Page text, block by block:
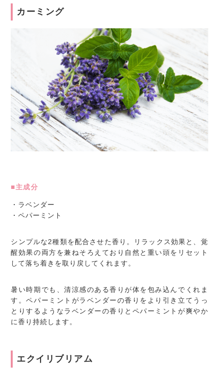
カーミング
■主成分
・ラベンダー
・ペパーミント
シンプルな2種類を配合させた香り。リラックス効果と、覚
醒効果の両方を兼ねそろえており自然と重い頭をリセット
して落ち着きを取り戻してくれます。
暑い時期でも、清涼感のある香りが体を包み込んでくれま
す。ペパーミントがラベンダーの香りをより引き立てうっ
とりするようなラベンダーの香りとペパーミントが爽やか
に香り持続します。
エクイリブリアム